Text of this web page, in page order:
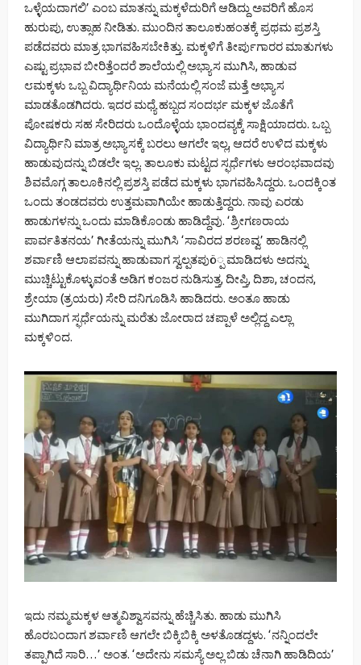
ಒಳ್ಳೆಯದಾಗಲಿ’ ಎಂಬ ಮಾತನ್ನು ಮಕ್ಕಳೆದುರಿಗೆ ಆಡಿದ್ದು ಅವರಿಗೆ ಹೊಸ
ಹುರುಪು, ಉತ್ಸಾಹ ನೀಡಿತು. ಮುಂದಿನ ತಾಲೂಕುಹಂತಕ್ಕೆ ಪ್ರಥಮ ಪ್ರಶಸ್ತಿ
ಪಡೆದವರು ಮಾತ್ರ ಭಾಗವಹಿಸಬೇಕಿತ್ತು. ಮಕ್ಕಳಿಗೆ ತೀರ್ಪುಗಾರರ ಮಾತುಗಳು
ಎಷ್ಟು ಪ್ರಭಾವ ಬೀರಿತ್ತೆಂದರೆ ಶಾಲೆಯಲ್ಲಿ ಅಭ್ಯಾಸ ಮುಗಿಸಿ, ಹಾಡುವ
೮ಮಕ್ಕಳು ಒಬ್ಬ ವಿದ್ಯಾರ್ಥಿನಿಯ ಮನೆಯಲ್ಲಿ ಸಂಜೆ ಮತ್ತೆ ಅಭ್ಯಾಸ
ಮಾಡತೊಡಗಿದರು. ಇದರ ಮಧ್ಯೆ ಹಬ್ಬದ ಸಂದರ್ಭ ಮಕ್ಕಳ ಜೊತೆಗೆ
ಪೋಷಕರು ಸಹ ಸೇರಿದರು ಒಂದೊಳ್ಳೆಯ ಭಾಂದವ್ಯಕ್ಕೆ ಸಾಕ್ಷಿಯಾದರು. ಒಬ್ಬ
ವಿದ್ಯಾರ್ಥಿನಿ ಮಾತ್ರ ಅಭ್ಯಾಸಕ್ಕೆ ಬರಲು ಆಗಲೇ ಇಲ್ಲ, ಆದರೆ ಉಳಿದ ಮಕ್ಕಳು
ಹಾಡುವುದನ್ನು ಬಿಡಲೇ ಇಲ್ಲ. ತಾಲೂಕು ಮಟ್ಟದ ಸ್ಫರ್ಧೆಗಳು ಆರಂಭವಾದವು
ಶಿವಮೊಗ್ಗ ತಾಲೂಕಿನಲ್ಲಿ ಪ್ರಶಸ್ತಿ ಪಡೆದ ಮಕ್ಕಳು ಭಾಗವಹಿಸಿದ್ದರು. ಒಂದಕ್ಕಿಂತ
ಒಂದು ತಂಡದವರು ಉತ್ತಮವಾಗಿಯೇ ಹಾಡುತ್ತಿದ್ದರು. ನಾವು ಎರಡು
ಹಾಡುಗಳನ್ನು ಒಂದು ಮಾಡಿಕೊಂಡು ಹಾಡಿದ್ದೆವು. ‘ಶ್ರೀಗಣರಾಯ
ಪಾರ್ವತಿತನಯ’ ಗೀತೆಯನ್ನು ಮುಗಿಸಿ ‘ಸಾವಿರದ ಶರಣವ್ವ’ ಹಾಡಿನಲ್ಲಿ
ಶರ್ವಾಣಿ ಆಲಾಪವನ್ನು ಹಾಡುವಾಗ ಸ್ವಲ್ಪತಪುö್ಪ ಮಾಡಿದಳು ಅದನ್ನು
ಮುಚ್ಚಿಟ್ಟುಕೊಳ್ಳುವಂತೆ ಅಡಿಗ ಕಂಜರ ನುಡಿಸುತ್ತ, ದೀಪ್ತಿ, ದಿಶಾ, ಚಂದನ,
ಶ್ರೇಯಾ (ತ್ರಯರು) ಸೇರಿ ದನಿಗೂಡಿಸಿ ಹಾಡಿದರು. ಅಂತೂ ಹಾಡು
ಮುಗಿದಾಗ ಸ್ಫರ್ಧೆಯನ್ನು ಮರೆತು ಜೋರಾದ ಚಪ್ಪಾಳೆ ಅಲ್ಲಿದ್ದ ಎಲ್ಲಾ
ಮಕ್ಕಳಿಂದ.
ಇದು ನಮ್ಮಮಕ್ಕಳ ಆತ್ಮವಿಶ್ವಾಸವನ್ನು ಹೆಚ್ಚಿಸಿತು. ಹಾಡು ಮುಗಿಸಿ
ಹೊರಬಂದಾಗ ಶರ್ವಾಣಿ ಆಗಲೇ ಬಿಕ್ಕಿಬಿಕ್ಕಿ ಅಳತೊಡದ್ದಳು. ‘ನನ್ನಿಂದಲೇ
ತಪ್ಪಾಗಿದೆ ಸಾರಿ…’ ಅಂತ. ‘ಅದೇನು ಸಮಸ್ಯೆ ಅಲ್ಲ ಬಿಡು ಚೆನಾಗಿ ಹಾಡಿದಿಯ’